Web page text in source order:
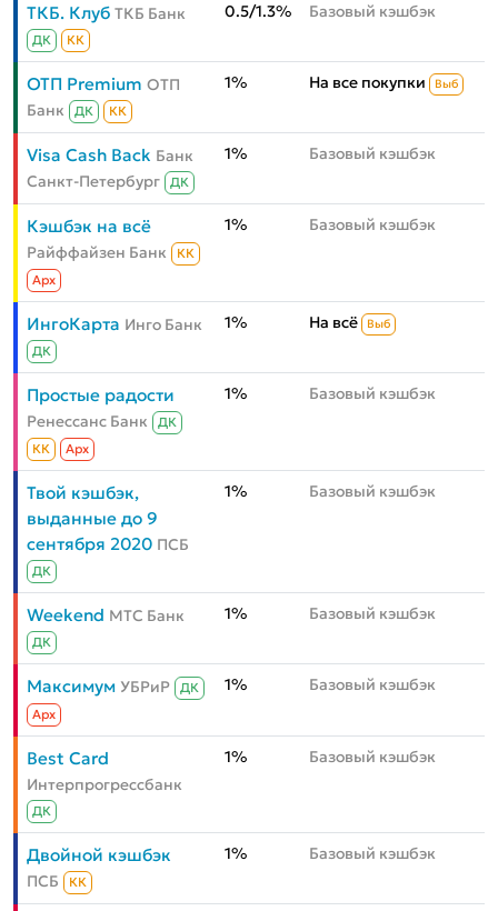
ТКБ. Клуб ТКБ Банк
ДК КК
0.5/1.3% Базовый кэшбэк
ОТП Premium ОТП
Банк
ДК КК
1% На все покупки Выб
Visa Cash Back Банк
Санкт-Петербург
ДК
1% Базовый кэшбэк
Кэшбэк на всё
Райффайзен Банк
КК
Aрх
1% Базовый кэшбэк
ИнгоКарта Инго Банк
ДК
1% На всё Выб
Простые радости
Ренессанс Банк
ДК
КК
Aрх
1% Базовый кэшбэк
Твой кэшбэк,
выданные до 9
сентября 2020 ПСБ
ДК
1% Базовый кэшбэк
Weekend МТС Банк
ДК
1% Базовый кэшбэк
Максимум УБРиР
ДК
Aрх
1% Базовый кэшбэк
Best Card
Интерпрогрессбанк
ДК
1% Базовый кэшбэк
Двойной кэшбэк
ПСБ КК
1% Базовый кэшбэк